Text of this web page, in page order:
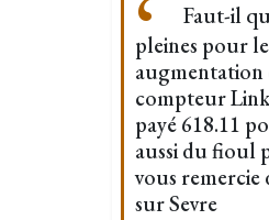
Faut-il
pleines pour
augmentation
compteur
payé 618.11
aussi du fioul
vous remercie
sur Sevre